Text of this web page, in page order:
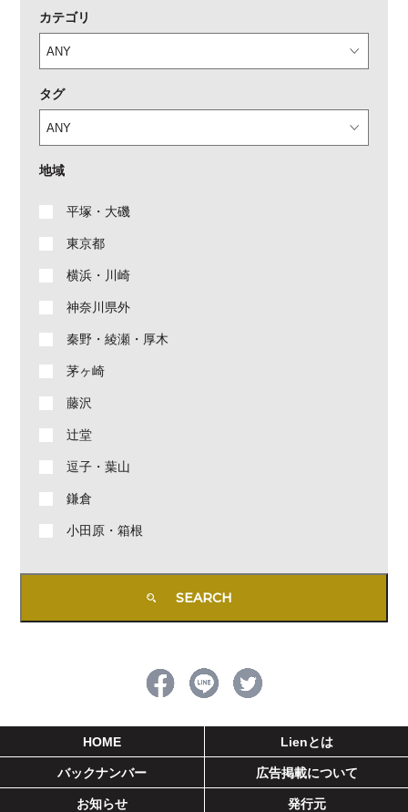
カテゴリ
タグ
地域
平塚・大磯
東京都
横浜・川崎
神奈川県外
秦野・綾瀬・厚木
茅ヶ崎
藤沢
辻堂
逗子・葉山
鎌倉
小田原・箱根
HOME Lienとは
バックナンバー 広告掲載について
お知らせ 発行元